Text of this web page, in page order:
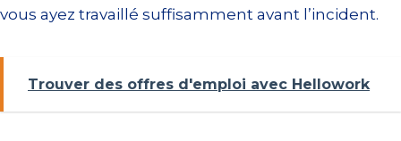
vous ayez travaillé suffisamment avant l’incident.
Trouver des offres d'emploi avec Hellowork